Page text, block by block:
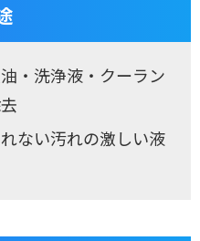
・洗浄液・クーラン
ない汚れの激しい液